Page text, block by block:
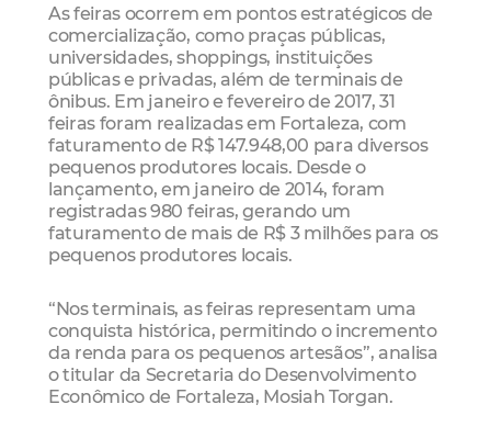
As feiras ocorrem em pontos estratégicos de
comercialização, como praças públicas,
universidades, shoppings, instituições
públicas e privadas, além de terminais de
ônibus. Em janeiro e fevereiro de 2017, 31
feiras foram realizadas em Fortaleza, com
faturamento de R$ 147.948,00 para diversos
pequenos produtores locais. Desde o
lançamento, em janeiro de 2014, foram
registradas 980 feiras, gerando um
faturamento de mais de R$ 3 milhões para os
pequenos produtores locais.
“Nos terminais, as feiras representam uma
conquista histórica, permitindo o incremento
da renda para os pequenos artesãos”, analisa
o titular da Secretaria do Desenvolvimento
Econômico de Fortaleza, Mosiah Torgan.